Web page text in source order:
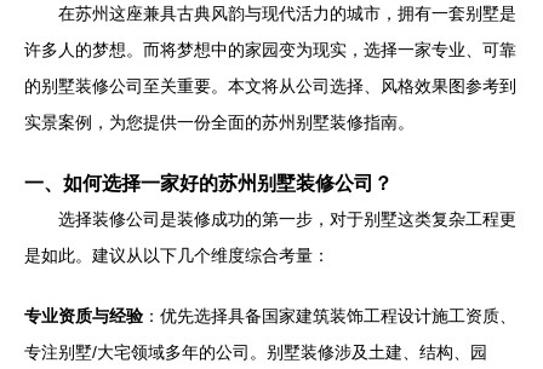
在苏州这座兼具古典风韵与现代活力的城市，拥有一套别墅是
许多人的梦想。而将梦想中的家园变为现实，选择一家专业、可靠
的别墅装修公司至关重要。本文将从公司选择、风格效果图参考到
实景案例，为您提供一份全面的苏州别墅装修指南。
一、如何选择一家好的苏州别墅装修公司？
选择装修公司是装修成功的第一步，对于别墅这类复杂工程更
是如此。建议从以下几个维度综合考量：
专业资质与经验 ：优先选择具备国家建筑装饰工程设计施工资质、
专注别墅/大宅领域多年的公司。别墅装修涉及土建、结构、园